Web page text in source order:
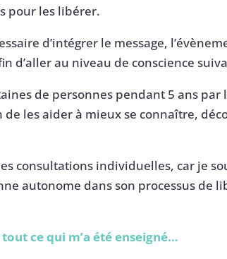
pour les libérer.
d’intégrer le message,
d’aller au niveau de conscience
de personnes pendant 5 ans
les aider à mieux se connaître,
consultations individuelles, car je
autonome dans son processus de
ce qui m’a été enseigné…